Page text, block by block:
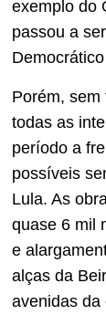
exemplo do
passou a
Porém, sem
todas as
período a
possíveis
Lula. As
quase 6 mil
e
alças da
avenidas da